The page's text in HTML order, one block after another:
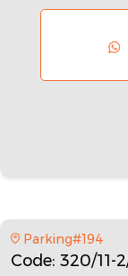
Parking#194
Code: 320/11-